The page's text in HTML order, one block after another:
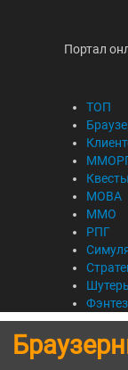
Портал
ТОП
Квесты
MOBA
ММО
РПГ